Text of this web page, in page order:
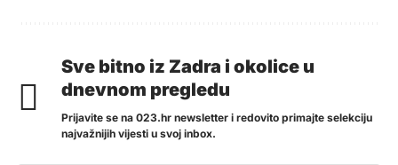
Sve bitno iz Zadra i okolice u
dnevnom pregledu
Prijavite se na 023.hr newsletter i redovito primajte selekciju
najvažnijih vijesti u svoj inbox.